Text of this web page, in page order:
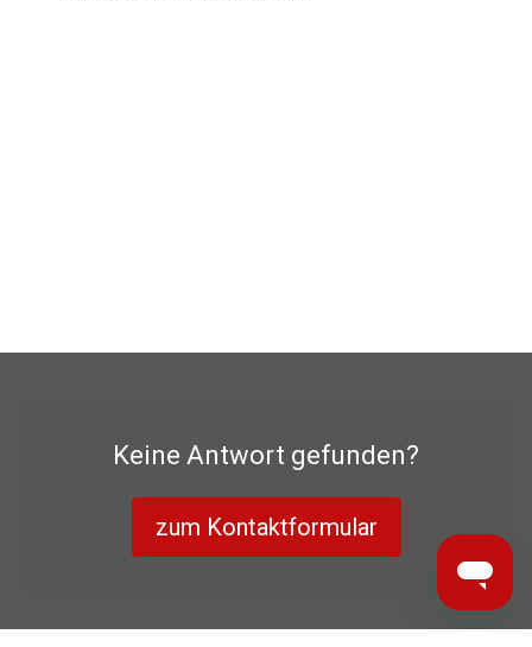
Keine Antwort gefunden?
zum Kontaktformular